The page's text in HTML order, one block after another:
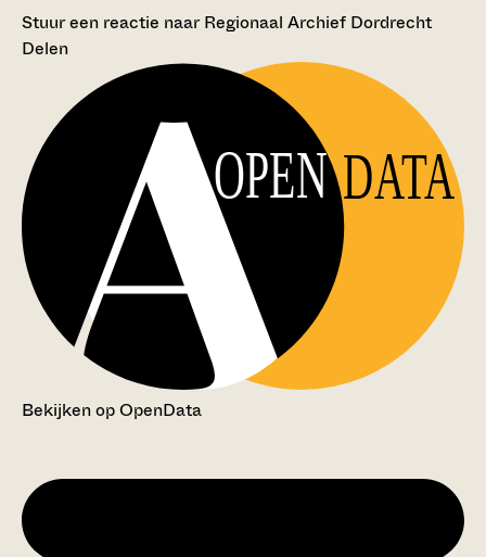
Stuur een reactie naar Regionaal Archief Dordrecht
Delen
OPEN DATA
Bekijken op OpenData